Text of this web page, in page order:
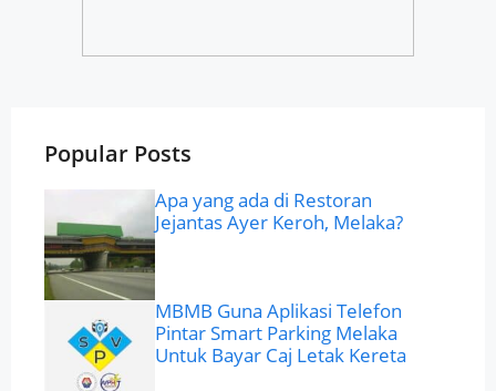
Popular Posts
Apa yang ada di Restoran
Jejantas Ayer Keroh, Melaka?
MBMB Guna Aplikasi Telefon
Pintar Smart Parking Melaka
Untuk Bayar Caj Letak Kereta